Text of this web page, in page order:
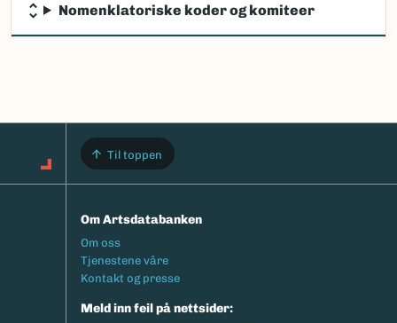
Nomenklatoriske koder og komiteer
Til toppen
Om Artsdatabanken
Footermeny
Om oss
Tjenestene våre
Kontakt og presse
Meld inn feil på nettsider: